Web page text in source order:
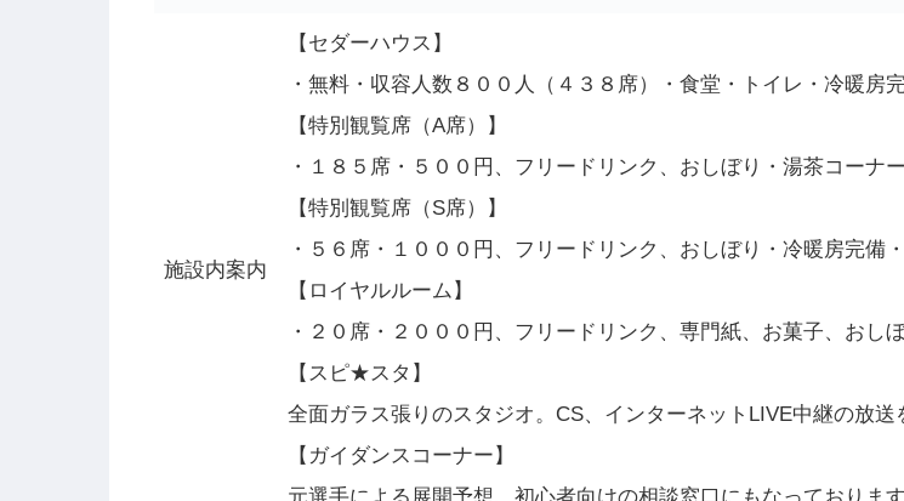
施設内案内
【セダーハウス】
・無料・収容人数８００人（４３８席）・食堂・トイレ・冷暖房
【特別観覧席（A席）】
・１８５席・５００円、フリードリンク、おしぼり・湯茶コーナ
【特別観覧席（S席）】
・５６席・１０００円、フリードリンク、おしぼり・冷暖房完備
【ロイヤルルーム】
・２０席・２０００円、フリードリンク、専門紙、お菓子、おし
【スピ★スタ】
全面ガラス張りのスタジオ。CS、インターネットLIVE中継の放送
【ガイダンスコーナー】